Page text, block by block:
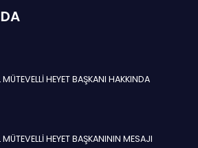
HEYET BAŞKANI HAKKINDA
HEYET BAŞKANININ MESAJI